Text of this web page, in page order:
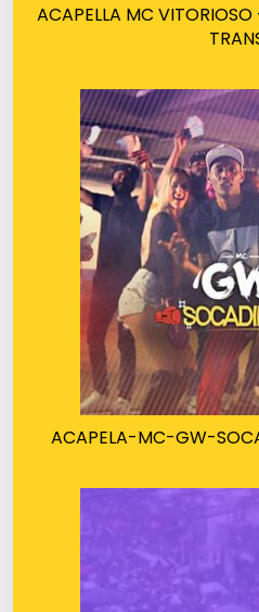
ACAPELLA MC
ACAPELA-MC-GW-